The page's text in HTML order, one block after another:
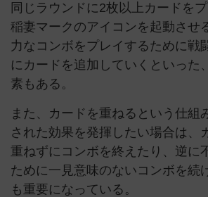
同じラウンドに2枚以上カードをプ
稲妻マークのアイコンを起動させ
力なコンボをプレイするために戦
にカードを追加していくといった
素もある。
また、カードを重ねるという仕組
された効果を発揮したい場合は、
重ねずにコンボを終えたり、逆に
ために一見意味のないコンボを続
も重要になっている。